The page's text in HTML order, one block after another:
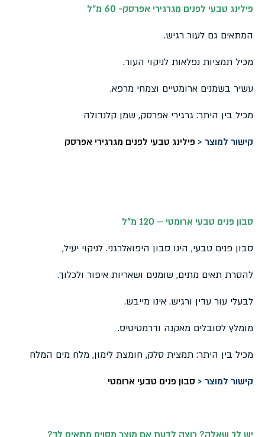
פילינג טבעי לפנים מגרגירי אפרסק- 60 מ"ל
המתאים גם לעור רגיש.
מכיל תמציות נפלאות לניקוי העור.
עשיר בשמנים ארומטיים וצמחי מרפא.
מכיל בין היתר: גרגירי אפרסק, שמן קלנדולה
קישור למוצר < פילינג טבעי לפנים מגרגירי אפרסק
סבון פנים טבעי ארומטי – 120 מ"ל
סבון פנים טבעי, הינו סבון היפואלרגני. לניקוי יעיל,
להסרת תאים מתים, שומנים ושאריות איפור ולכלוך.
לבעלי עור עדין ורגיש. אינו מייבש.
מומלץ לסובלים מאקנה ודרמטיטיס.
מכיל בין היתר: תמצית סלק, חומצת לימון, מלח מים המלח
קישור למוצר < סבון פנים טבעי ארומטי
יש לך שאלה? רוצה לדעת אם מוצר מסוים מתאים לך?